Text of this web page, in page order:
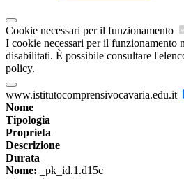
Cookie necessari per il funzionamento
I cookie necessari per il funzionamento
disabilitati. È possibile consultare
policy.
www.istitutocomprensivocavaria.edu.it
Nome
Tipologia
Proprieta
Descrizione
Durata
Nome: _pk_id.1.d15c